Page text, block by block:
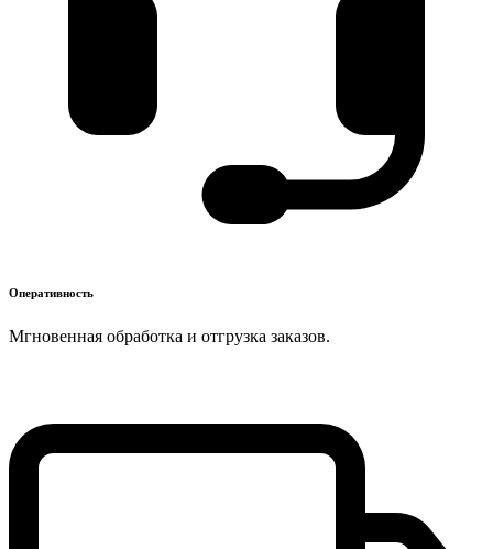
Оперативность
Мгновенная обработка и отгрузка заказов.